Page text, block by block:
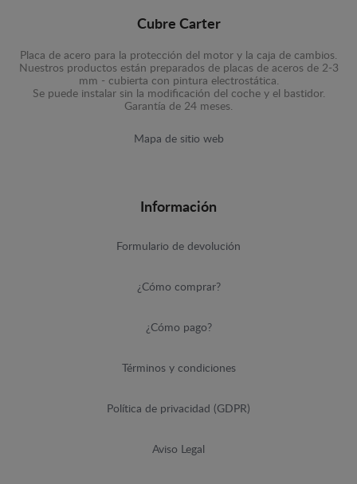
Cubre Carter
Placa de acero para la protección del motor y la caja de cambios.
Nuestros productos están preparados de placas de aceros de 2-3
mm - cubierta con pintura electrostática.
Se puede instalar sin la modificación del coche y el bastidor.
Garantía de 24 meses.
Mapa de sitio web
Información
Formulario de devolución
¿Cómo comprar?
¿Cómo pago?
Términos y condiciones
Política de privacidad (GDPR)
Aviso Legal